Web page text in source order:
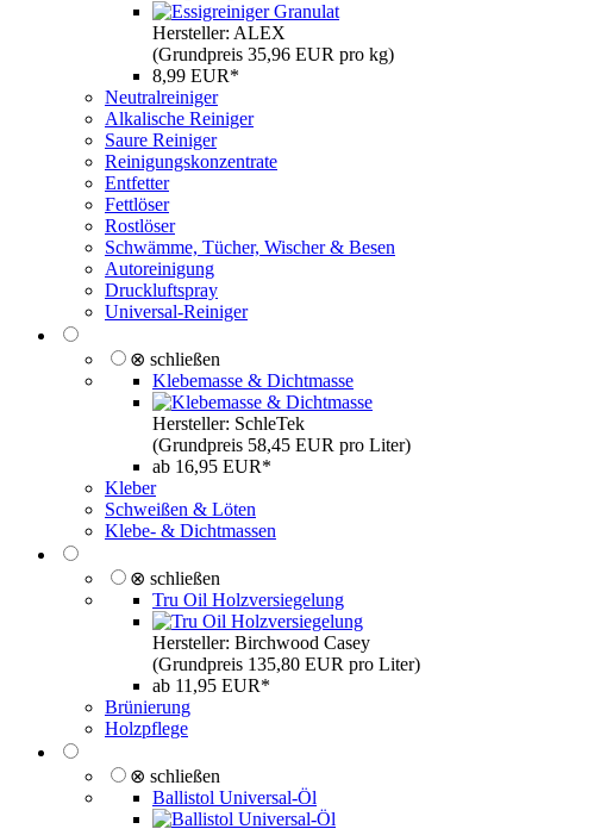
Hersteller: ALEX
(Grundpreis 35,96 EUR pro kg)
8,99 EUR*
Neutralreiniger
Alkalische Reiniger
Saure Reiniger
Reinigungskonzentrate
Entfetter
Fettlöser
Rostlöser
Schwämme, Tücher, Wischer & Besen
Autoreinigung
Druckluftspray
Universal-Reiniger
⊗ schließen
Klebemasse & Dichtmasse
Hersteller: SchleTek
(Grundpreis 58,45 EUR pro Liter)
ab 16,95 EUR*
Kleber
Schweißen & Löten
Klebe- & Dichtmassen
⊗ schließen
Tru Oil Holzversiegelung
Hersteller: Birchwood Casey
(Grundpreis 135,80 EUR pro Liter)
ab 11,95 EUR*
Brünierung
Holzpflege
⊗ schließen
Ballistol Universal-Öl